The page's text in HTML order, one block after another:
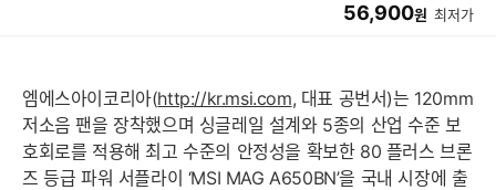
56,900원 최저가
엠에스아이코리아(http://kr.msi.com, 대표 공번서)는 120mm
저소음 팬을 장착했으며 싱글레일 설계와 5종의 산업 수준 보
호회로를 적용해 최고 수준의 안정성을 확보한 80 플러스 브론
즈 등급 파워 서플라이 ‘MSI MAG A650BN’을 국내 시장에 출